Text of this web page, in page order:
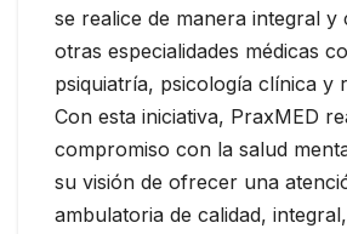
se realice de manera integral y
otras especialidades médicas
psiquiatría, psicología clínica y
Con esta iniciativa, PraxMED
compromiso con la salud
su visión de ofrecer una
ambulatoria de calidad,